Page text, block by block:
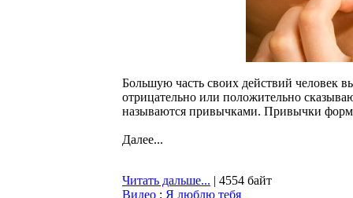
Большую часть своих действий человек
отрицательно или положительно
называются привычками. Привычки
Далее...
Читать дальше... | 4554 байт
Видео : Я люблю тебя